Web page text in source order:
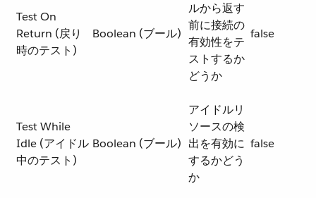
Test On
Return (戻り
時のテスト)
Boolean (ブール)
ルから返す
前に接続の
有効性をテ
ストするか
どうか
false
Test While
Idle (アイドル
中のテスト)
Boolean (ブール)
アイドルリ
ソースの検
出を有効に
するかどう
か
false